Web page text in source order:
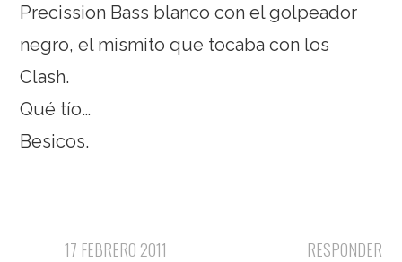
Precission Bass blanco con el golpeador
negro, el mismito que tocaba con los
Clash.
Qué tío…
Besicos.
RESPONDER
17 FEBRERO 2011